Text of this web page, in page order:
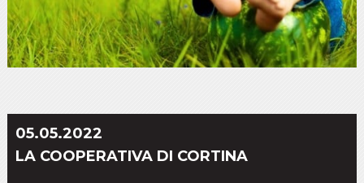
05.05.2022
LA COOPERATIVA DI CORTINA